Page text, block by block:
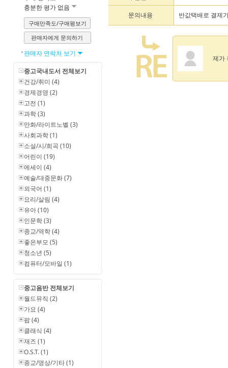
충분한 평가 없음
구매만족도/구매평보기
판매자에게 문의하기
판매자 연락처 보기
중고국내도서 전체보기
건강/취미 (4)
경제경영 (2)
고전 (1)
과학 (3)
만화/라이트노벨 (3)
사회과학 (1)
소설/시/희곡 (10)
어린이 (19)
에세이 (4)
예술/대중문화 (7)
외국어 (1)
요리/살림 (4)
유아 (10)
인문학 (3)
종교/역학 (4)
좋은부모 (5)
청소년 (5)
컴퓨터/모바일 (1)
중고음반 전체보기
월드뮤직 (2)
가요 (4)
팝 (4)
클래식 (4)
재즈 (1)
O.S.T. (1)
종교/명상/기타 (1)
문의내용 반값택배로 결제
제가